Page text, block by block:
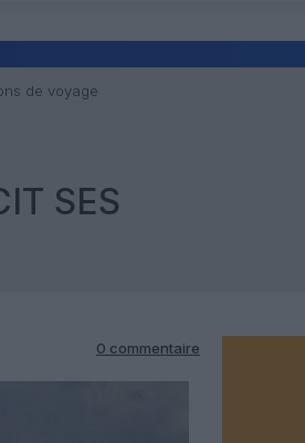
Avis d’expert
de voyage
SES
0 commentaire